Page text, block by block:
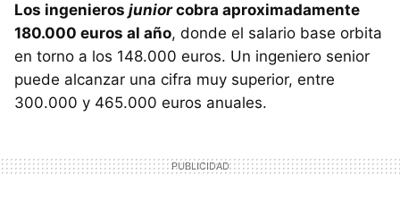
Los ingenieros juniorcobra aproximadamente
180.000 euros al año, donde el salario base orbita
en torno a los 148.000 euros. Un ingeniero senior
puede alcanzar una cifra muy superior, entre
300.000 y 465.000 euros anuales.